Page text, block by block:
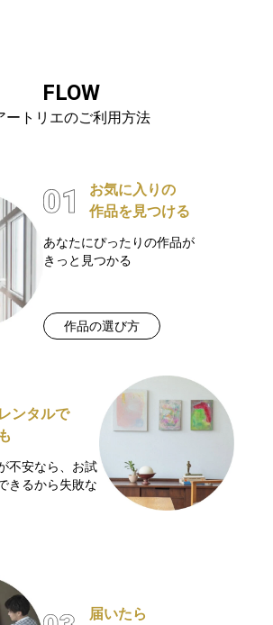
FLOW
ートリエのご利用方法
お気に入りの
作品を見つける
あなたにぴったりの作品が
きっと見つかる
作品の選び方
ンタルで
不安なら、お試
きるから失敗な
届いたら